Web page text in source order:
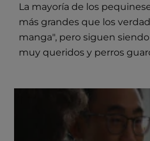
La mayoría de los
más grandes que los
manga", pero siguen
muy queridos y perros